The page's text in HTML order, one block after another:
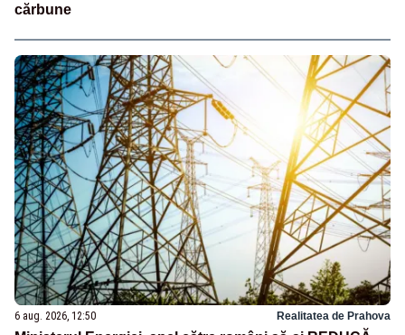
cărbune
6 aug. 2026, 12:50 Realitatea de Prahova